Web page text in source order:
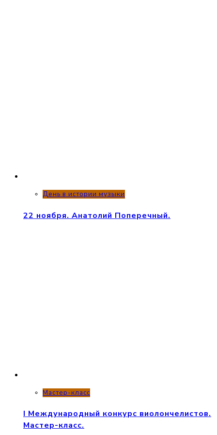
День в истории музыки
22 ноября. Анатолий Поперечный.
Мастер-класс
I Международный конкурс виолончелистов.
Мастер-класс.